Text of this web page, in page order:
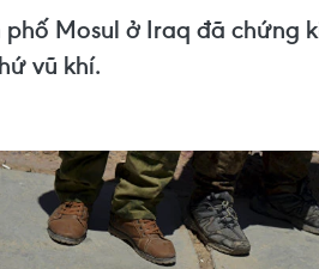
phố Mosul ở Iraq đã
vũ khí.